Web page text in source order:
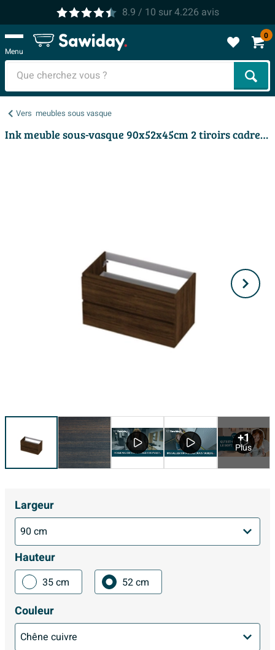
8.9 / 10 sur4.226 avis
Menu
0
Vers meubles sous vasque
Ink meuble sous-vasque 90x52x45cm 2 tiroirs cadre tournant en bois sans poignée
+1
Plus
Largeur
Hauteur
35 cm 52 cm
Couleur